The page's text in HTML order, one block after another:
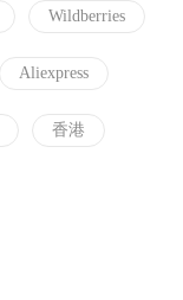
Wildberries
Aliexpress
香港